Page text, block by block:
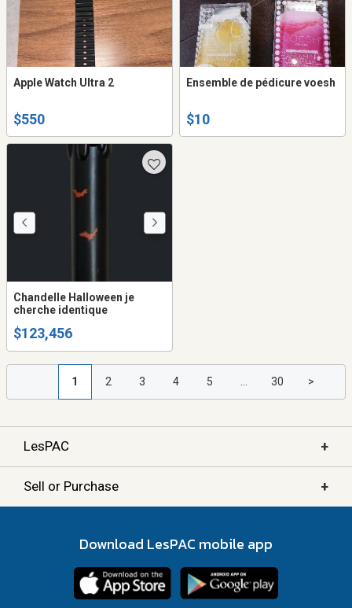
Apple Watch Ultra 2
$550
Ensemble de pédicure voesh
$10
Chandelle Halloween je
cherche identique
$123,456
1 2 3 4 5 ... 30 >
LesPAC +
Sell or Purchase +
Download LesPAC mobile app